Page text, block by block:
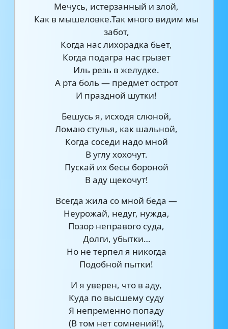
Мечусь, истерзанный и злой,
Как в мышеловке.Так много видим мы
забот,
Когда нас лихорадка бьет,
Когда подагра нас грызет
Иль резь в желудке.
А рта боль — предмет острот
И праздной шутки!
Бешусь я, исходя слюной,
Ломаю стулья, как шальной,
Когда соседи надо мной
В углу хохочут.
Пускай их бесы бороной
В аду щекочут!
Всегда жила со мной беда —
Неурожай, недуг, нужда,
Позор неправого суда,
Долги, убытки…
Но не терпел я никогда
Подобной пытки!
И я уверен, что в аду,
Куда по высшему суду
Я непременно попаду
(В том нет сомнений!),